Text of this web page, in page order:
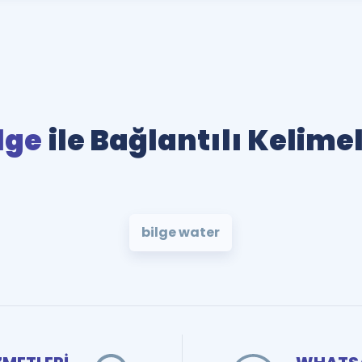
ile Bağlantılı
bilge water